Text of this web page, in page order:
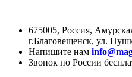
675005, Россия,
г.Благовещенск, ул.
Напишите нам
Звонок по России